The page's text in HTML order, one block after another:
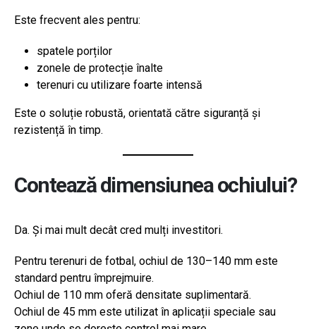
Este frecvent ales pentru:
spatele porților
zonele de protecție înalte
terenuri cu utilizare foarte intensă
Este o soluție robustă, orientată către siguranță și
rezistență în timp.
Contează dimensiunea ochiului?
Da. Și mai mult decât cred mulți investitori.
Pentru terenuri de fotbal, ochiul de 130–140 mm este
standard pentru împrejmuire.
Ochiul de 110 mm oferă densitate suplimentară.
Ochiul de 45 mm este utilizat în aplicații speciale sau